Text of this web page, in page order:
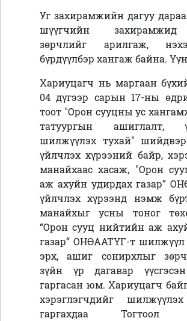
Уг захирамжийн дагуу
шүүгчийн захирамжид
зөрчлийг арилгаж,
бүрдүүлбэр хангаж байна.
Хариуцагч нь маргаан
04 дүгээр сарын 17-ны
тоот "Орон сууцны ус
татуургын ашиглалт,
шилжүүлэх тухай"
үйлчлэх хүрээний байр,
манайхаас хасаж, "Орон
аж ахуйн удирдах газар”
үйлчлэх хүрээнд нэмж
манайхыг усны тоног
“Орон сууц нийтийн аж
газар” ОНӨААТҮГ-т
эрх, ашиг сонирхлыг
зүйн үр дагавар
гаргасан юм. Хариуцагч
хэрэглэгчдийг
гаргахдаа Тогтоол